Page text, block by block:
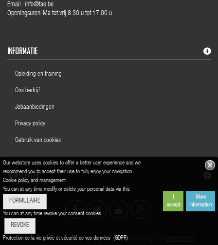
Our webstore uses cookies to offer a better user experience and we
recommend you to accept their use to fully enjoy your navigation.
Cookie policy and management
You can at any time modify or delete your personal data via this
FORMULAIRE
You can at any time revoke your consent cookies
REVOKE
Protection de la vie privée et sécurité de vos données (GDPR)
accept
More
information
Email : info@tae.be
Openingsuren: Ma tot vrij 8.30 u tot 17.00 u
INFORMATIE
Opleiding en training
Ons bedrijf
Jobaanbiedingen
Privacy policy
Gebruik van cookies
NEWSLETTER
WebMaster : Luc Thijs | © 2016-2023 creatie en hosting door